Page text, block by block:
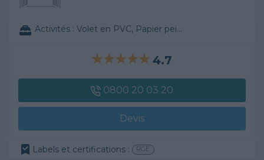
Activités : Volet en PVC, Papier peint, ...
4.7
0800 20 03 20
Devis
Labels et certifications : RGE